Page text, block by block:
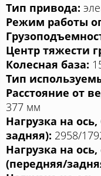
Тип привода:
Режим работы
Центр тяжести
Колесная база:
Тип
Расстояние от
377 мм
Нагрузка на
задняя): 2958/
Нагрузка на
(передняя/